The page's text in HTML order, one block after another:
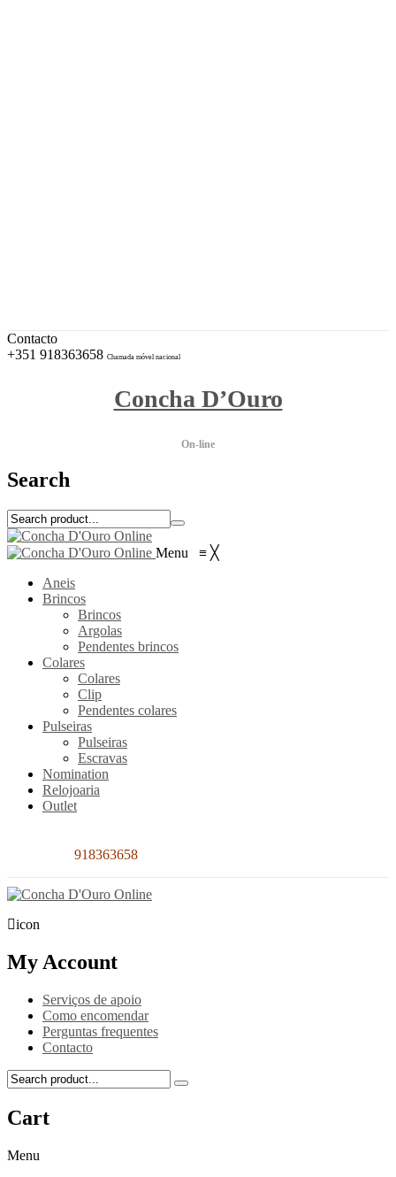
Contacto
+351 918363658 Chamada móvel nacional
Concha D’Ouro
On-line
Search
Menu ≡ ╳
Aneis
Brincos
Brincos
Argolas
Pendentes brincos
Colares
Colares
Clip
Pendentes colares
Pulseiras
Pulseiras
Escravas
Nomination
Relojoaria
Outlet
918363658
icon
My Account
Serviços de apoio
Como encomendar
Perguntas frequentes
Contacto
Cart
Menu